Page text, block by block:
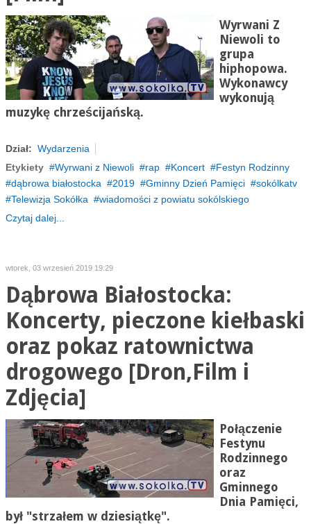
Wyrwani Z
Niewoli to
grupa
hiphopowa.
Wykonawcy
wykonują
muzykę chrześcijańską.
Dział: Wydarzenia
Etykiety
Wyrwani z Niewoli rap Koncert
Festyn Rodzinny
dąbrowa białostocka
2019 Gminny Dzień Pamięci
sokólkatv
Telewizja Sokółka
wiadomości z powiatu sokólskiego
Czytaj dalej...
wtorek, 03 wrzesień 2019 19:29
Dąbrowa Białostocka:
Koncerty, pieczone kiełbaski
oraz pokaz ratownictwa
drogowego [Dron,Film i
Zdjęcia]
Połączenie
Festynu
Rodzinnego
oraz
Gminnego
Dnia Pamięci,
był "strzałem w dziesiątkę".